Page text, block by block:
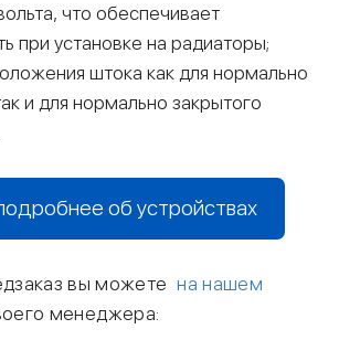
что обеспечивает
при установке на радиаторы;
штока как для нормально
и для нормально закрытого
об устройствах
вы можетена нашем
менеджера: